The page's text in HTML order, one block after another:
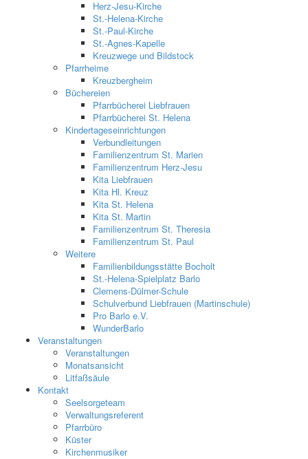
Herz-Jesu-Kirche
St.-Helena-Kirche
St.-Paul-Kirche
St.-Agnes-Kapelle
Kreuzwege und Bildstock
Pfarrheime
Kreuzbergheim
Büchereien
Pfarrbücherei Liebfrauen
Pfarrbücherei St. Helena
Kindertageseinrichtungen
Verbundleitungen
Familienzentrum St. Marien
Familienzentrum Herz-Jesu
Kita Liebfrauen
Kita Hl. Kreuz
Kita St. Helena
Kita St. Martin
Familienzentrum St. Theresia
Familienzentrum St. Paul
Weitere
Familienbildungsstätte Bocholt
St.-Helena-Spielplatz Barlo
Clemens-Dülmer-Schule
Schulverbund Liebfrauen (Martinschule)
Pro Barlo e.V.
WunderBarlo
Veranstaltungen
Veranstaltungen
Monatsansicht
Litfaßsäule
Kontakt
Seelsorgeteam
Verwaltungsreferent
Pfarrbüro
Küster
Kirchenmusiker